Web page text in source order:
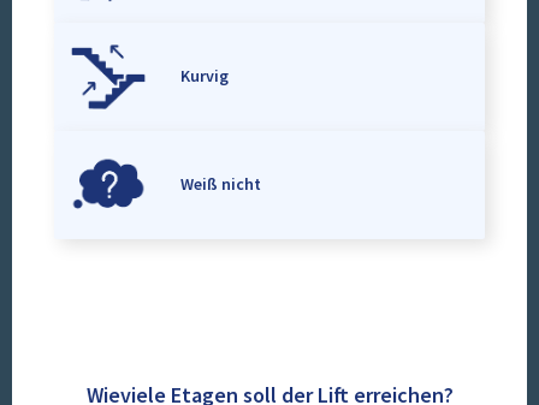
Kurvig
Weiß nicht
Wieviele Etagen soll der Lift erreichen?